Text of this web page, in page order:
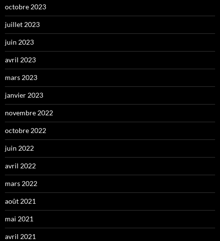
octobre 2023
juillet 2023
juin 2023
avril 2023
mars 2023
janvier 2023
novembre 2022
octobre 2022
juin 2022
avril 2022
mars 2022
août 2021
mai 2021
avril 2021